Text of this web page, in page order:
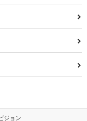
ジョン